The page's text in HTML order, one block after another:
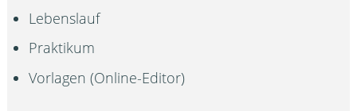
Lebenslauf
Praktikum
Vorlagen (Online-Editor)